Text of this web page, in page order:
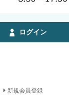
ログイン
新規会員登録